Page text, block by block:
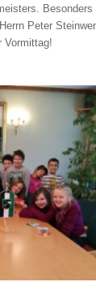
Peter
Vormittag!